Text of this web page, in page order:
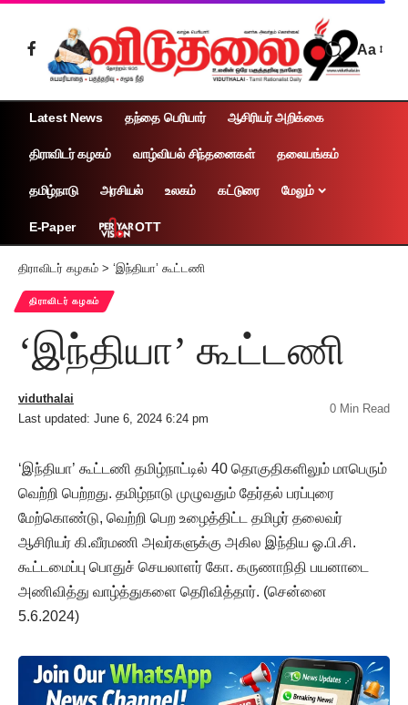
Aa
Latest News தந்தை பெரியார் ஆசிரியர் அறிக்கை
திராவிடர் கழகம் வாழ்வியல் சிந்தனைகள் தலையங்கம்
தமிழ்நாடு அரசியல் உலகம் கட்டுரை மேலும்
E-Paper OTT
திராவிடர் கழகம் > ‘இந்தியா’ கூட்டணி
திராவிடர் கழகம்
‘இந்தியா’ கூட்டணி
Last updated: June 6, 2024 6:24 pm
viduthalai
0 Min Read
‘இந்தியா’ கூட்டணி தமிழ்நாட்டில் 40 தொகுதிகளிலும் மாபெரும்
வெற்றி பெற்றது. தமிழ்நாடு முழுவதும் தேர்தல் பரப்புரை
மேற்கொண்டு, வெற்றி பெற உழைத்திட்ட தமிழர் தலைவர்
ஆசிரியர் கி.வீரமணி அவர்களுக்கு அகில இந்திய ஓ.பி.சி.
கூட்டமைப்பு பொதுச் செயலாளர் கோ. கருணாநிதி பயனாடை
அணிவித்து வாழ்த்துகளை தெரிவித்தார். (சென்னை
5.6.2024)